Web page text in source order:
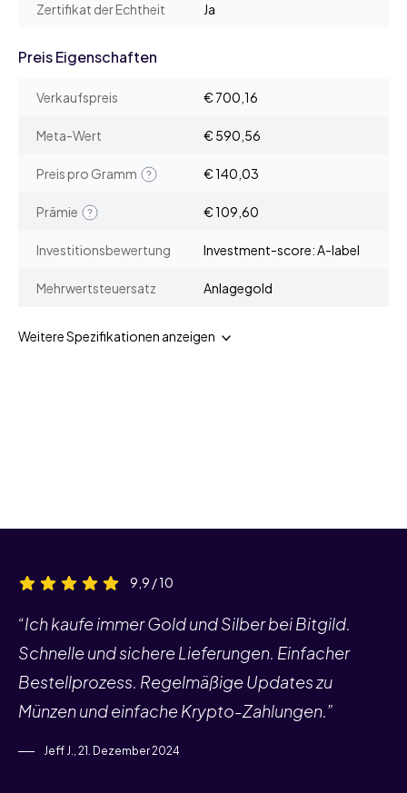
Zertifikat der Echtheit Ja
Preis Eigenschaften
Verkaufspreis € 700,16
Meta-Wert € 590,56
Preis pro Gramm € 140,03
Prämie € 109,60
Investitionsbewertung Investment-score: A-label
Mehrwertsteuersatz Anlagegold
Weitere Spezifikationen anzeigen
9,9 / 10
“Ich kaufe immer Gold und Silber bei Bitgild.
Schnelle und sichere Lieferungen. Einfacher
Bestellprozess. Regelmäßige Updates zu
Münzen und einfache Krypto-Zahlungen.”
Jeff J., 21. Dezember 2024